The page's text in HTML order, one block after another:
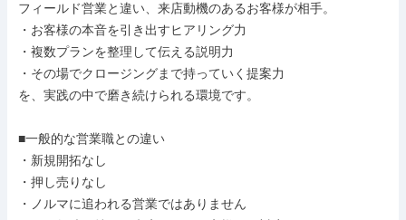
フィールド営業と違い、来店動機のあるお客様が相手。
・お客様の本音を引き出すヒアリング力
・複数プランを整理して伝える説明力
・その場でクロージングまで持っていく提案力
を、実践の中で磨き続けられる環境です。
■一般的な営業職との違い
・新規開拓なし
・押し売りなし
・ノルマに追われる営業ではありません